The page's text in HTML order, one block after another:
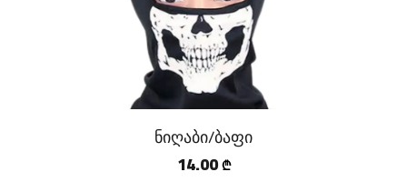
ნიღაბი/ბაფი
14.00 ₾